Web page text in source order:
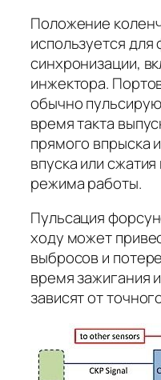
Положение
используется для
синхронизации,
инжектора.
обычно
время такта
прямого впрыска
впуска или
режима работы.
Пульсация
ходу может
выбросов и
время зажигания
зависят от